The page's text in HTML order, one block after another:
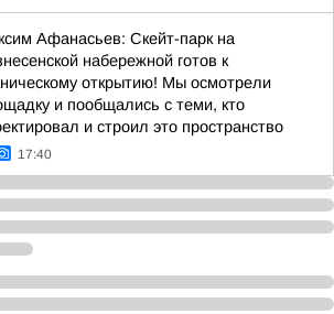
Афанасьев: Скейт-парк на
набережной готов к
открытию! Мы осмотрели
и пообщались с теми, кто
и строил это пространство
17:40